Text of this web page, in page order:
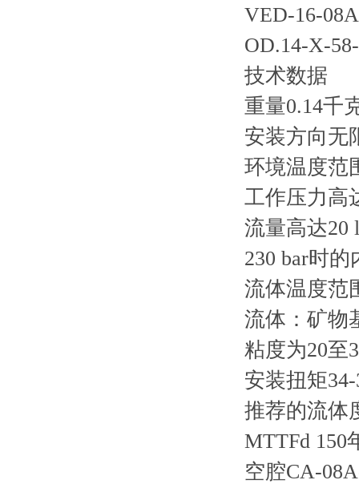
VED-16-
OD.14-X-
技术数据
重量0.14千
安装方向无
环境温度范
工作压力高
流量高达20
230 bar时的
流体温度范
流体：矿物
粘度为20至
安装扭矩
推荐的流体
MTTFd 150
空腔CA-